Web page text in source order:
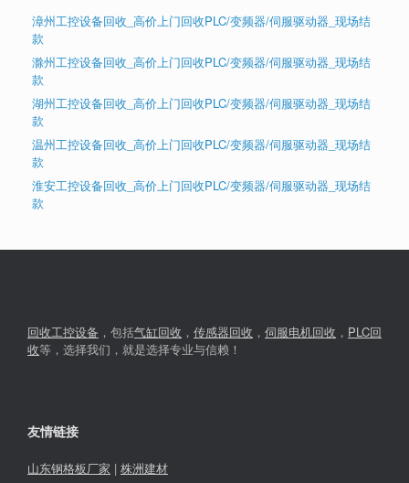
漳州工控设备回收_高价上门回收PLC/变频器/伺服驱动器_现场结
款
滁州工控设备回收_高价上门回收PLC/变频器/伺服驱动器_现场结
款
湖州工控设备回收_高价上门回收PLC/变频器/伺服驱动器_现场结
款
温州工控设备回收_高价上门回收PLC/变频器/伺服驱动器_现场结
款
淮安工控设备回收_高价上门回收PLC/变频器/伺服驱动器_现场结
款
回收工控设备 ，包括气缸回收 ， 传感器回收 ， 伺服电机回收 ， PLC回
收等，选择我们，就是选择专业与信赖！
友情链接
山东钢格板厂家 | 株洲建材